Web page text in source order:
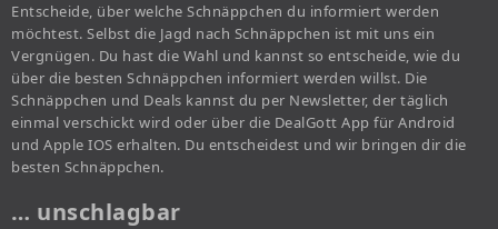
Entscheide, über welche Schnäppchen du informiert werden
möchtest. Selbst die Jagd nach Schnäppchen ist mit uns ein
Vergnügen. Du hast die Wahl und kannst so entscheide, wie du
über die besten Schnäppchen informiert werden willst. Die
Schnäppchen und Deals kannst du per Newsletter, der täglich
einmal verschickt wird oder über die DealGott App für Android
und Apple IOS erhalten. Du entscheidest und wir bringen dir die
besten Schnäppchen.
… unschlagbar